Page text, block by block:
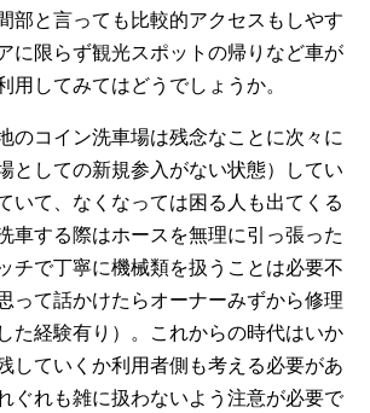
部と言っても比較的アクセスもしやす
に限らず観光スポットの帰りなど車が
用してみてはどうでしょうか。
のコイン洗車場は残念なことに次々に
としての新規参入がない状態）してい
いて、なくなっては困る人も出てくる
車する際はホースを無理に引っ張った
チで丁寧に機械類を扱うことは必要不
って話かけたらオーナーみずから修理
た経験有り）。これからの時代はいか
していくか利用者側も考える必要があ
ぐれも雑に扱わないよう注意が必要で